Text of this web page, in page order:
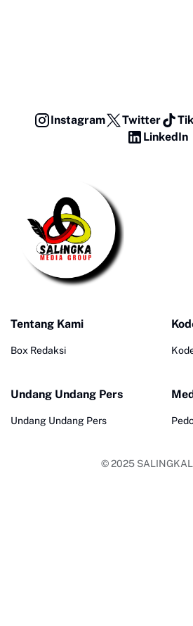
Instagram Twitter
LinkedIn
Tentang Kami
Box Redaksi
Undang Undang Pers
Undang Undang Pers
© 2025